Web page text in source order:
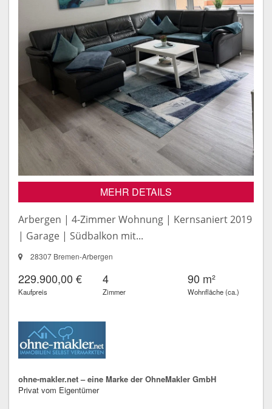
MEHR DETAILS
Arbergen | 4-Zimmer Wohnung | Kernsaniert 2019
| Garage | Südbalkon mit...
28307 Bremen-Arbergen
229.900,00 €
Kaufpreis
4
Zimmer
90 m²
Wohnfläche (ca.)
ohne-makler.net – eine Marke der OhneMakler GmbH
Privat vom Eigentümer